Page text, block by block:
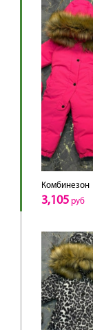
Комбинезон
3,105 руб